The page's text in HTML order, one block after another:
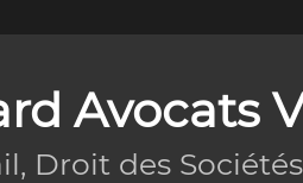
Avocats
Droit des